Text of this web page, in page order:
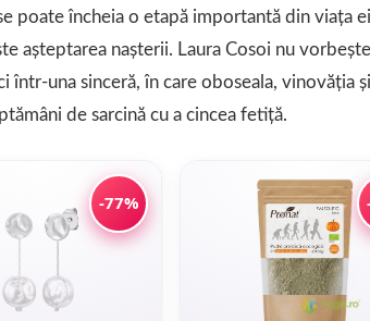
poate încheia o etapă importantă din viața
așteptarea nașterii. Laura Cosoi nu
într-una sinceră, în care oboseala, vinovăția
de sarcină cu a cincea fetiță.
-77%